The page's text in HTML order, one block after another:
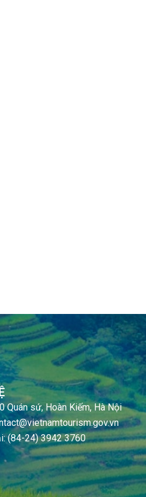
Quán sứ, Hoàn Kiếm, Hà Nội
(84-24) 3942 3760